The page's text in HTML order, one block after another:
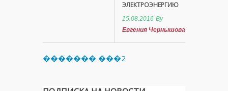
ЭЛЕКТРОЭНЕРГИЮ
15.08.2016 By
Евгения Чернышова
������� ���2